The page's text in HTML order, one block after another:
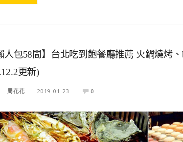
人包58間】台北吃到飽餐廳推薦 火鍋燒烤
更新)
周花花 2019-01-23 0